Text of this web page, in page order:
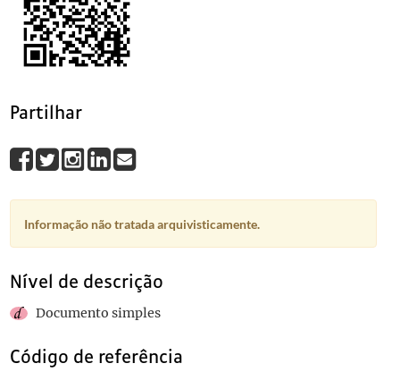
Partilhar
Informação não tratada arquivisticamente.
Nível de descrição
Documento simples
Código de referência